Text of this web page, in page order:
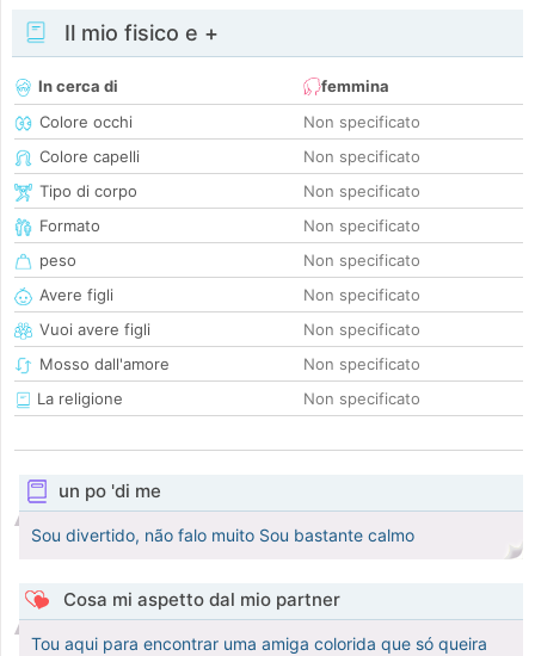
Il mio fisico e +
In cerca di
femmina
Colore occhi
Non specificato
Colore capelli
Non specificato
Tipo di corpo
Non specificato
Formato
Non specificato
peso
Non specificato
Avere figli
Non specificato
Vuoi avere figli
Non specificato
Mosso dall'amore
Non specificato
La religione
Non specificato
un po 'di me
Sou divertido, não falo muito Sou bastante calmo
Cosa mi aspetto dal mio partner
Tou aqui para encontrar uma amiga colorida que só queira